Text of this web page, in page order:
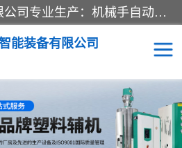
佛山文穗智能装备有限公司专业生产：机械手自动化系列；塑料粉碎机回收系列；塑料混色机系列；温度控制系列：模温机，冷水机；供料输送系列：中央供料系统，欧化/独立式吸料机，分体式吸料机；整机保修一年，易损件除外。
能装备有限公司
干燥除湿系列